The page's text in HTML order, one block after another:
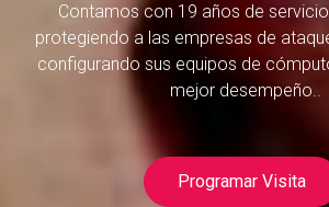
Contamos con 19 años de
protegiendo a las empresas de
configurando sus equipos de
mejor desempeño..
Programar Visita